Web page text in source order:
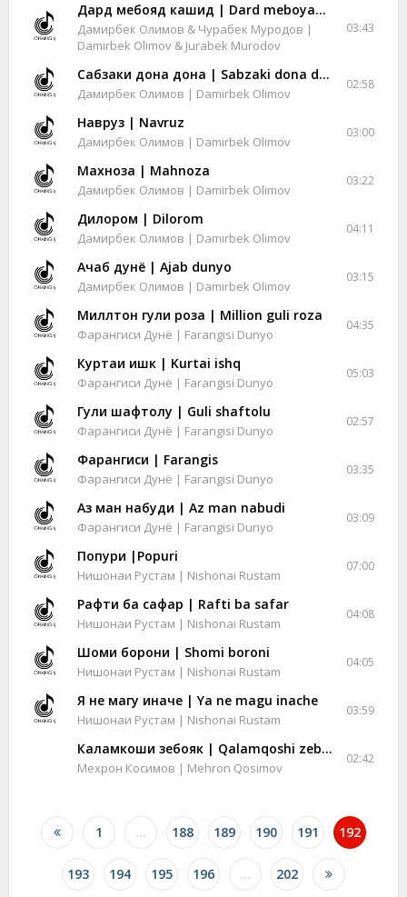
Дард мебояд кашид | Dard meboyad kashid
Дамирбек Олимов & Чурабек Муродов |
Damirbek Olimov & Jurabek Murodov
03:43
Сабзаки дона дона | Sabzaki dona dona
Дамирбек Олимов | Damirbek Olimov
02:58
Навруз | Navruz
Дамирбек Олимов | Damirbek Olimov
03:00
Махноза | Mahnoza
Дамирбек Олимов | Damirbek Olimov
03:22
Дилором | Dilorom
Дамирбек Олимов | Damirbek Olimov
04:11
Ачаб дунё | Ajab dunyo
Дамирбек Олимов | Damirbek Olimov
03:15
Миллтон гули роза | Million guli roza
Фарангиси Дунё | Farangisi Dunyo
04:35
Куртаи ишк | Kurtai ishq
Фарангиси Дунё | Farangisi Dunyo
05:03
Гули шафтолу | Guli shaftolu
Фарангиси Дунё | Farangisi Dunyo
02:57
Фарангиси | Farangis
Фарангиси Дунё | Farangisi Dunyo
03:35
Аз ман набуди | Az man nabudi
Фарангиси Дунё | Farangisi Dunyo
03:09
Попури |Popuri
Нишонаи Рустам | Nishonai Rustam
07:00
Рафти ба сафар | Rafti ba safar
Нишонаи Рустам | Nishonai Rustam
04:08
Шоми борони | Shomi boroni
Нишонаи Рустам | Nishonai Rustam
04:05
Я не магу иначе | Ya ne magu inache
Нишонаи Рустам | Nishonai Rustam
03:59
Каламкоши зебояк | Qalamqoshi zeboyak
Мехрон Косимов | Mehron Qosimov
02:42
1 ... 188 189 190 191 192
193 194 195 196 ... 202